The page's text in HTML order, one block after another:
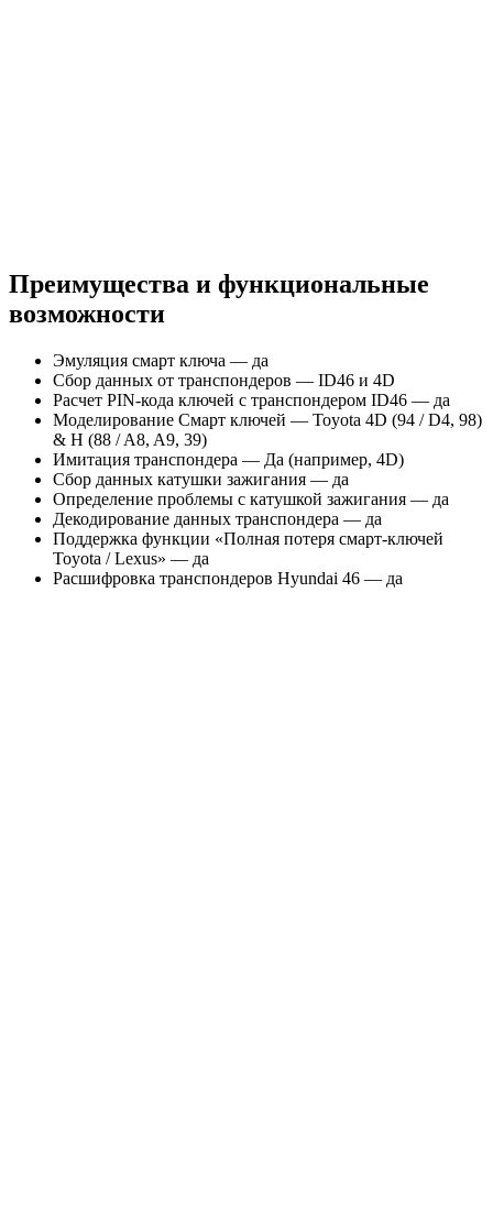
Преимущества и функциональные
возможности
Эмуляция смарт ключа — да
Сбор данных от транспондеров — ID46 и 4D
Расчет PIN-кода ключей с транспондером ID46 — да
Моделирование Смарт ключей — Toyota 4D (94 / D4, 98)
& H (88 / A8, A9, 39)
Имитация транспондера — Да (например, 4D)
Сбор данных катушки зажигания — да
Определение проблемы с катушкой зажигания — да
Декодирование данных транспондера — да
Поддержка функции «Полная потеря смарт-ключей
Toyota / Lexus» — да
Расшифровка транспондеров Hyundai 46 — да